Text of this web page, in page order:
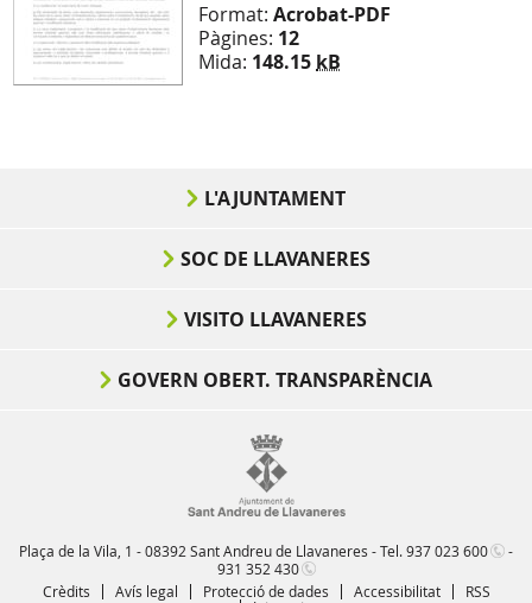
Format: Acrobat-PDF
Pàgines: 12
Mida: 148.15 kB
L'AJUNTAMENT
SOC DE LLAVANERES
VISITO LLAVANERES
GOVERN OBERT. TRANSPARÈNCIA
Plaça de la Vila, 1 - 08392 Sant Andreu de Llavaneres - Tel.937 023 600
-
931 352 430
Crèdits
Avís legal Protecció de dades Accessibilitat
RSS